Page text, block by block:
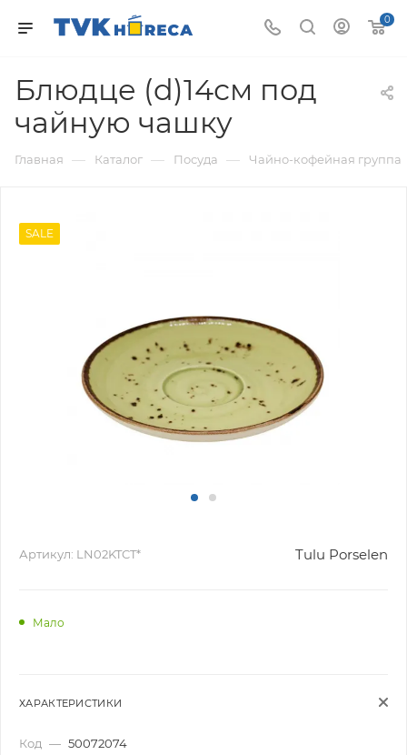
0
Блюдце (d)14см под
чайную чашку
Главная — Каталог — Посуда — Чайно-кофейная группа
SALE
Артикул: LN02KTCT* Tulu Porselen
Мало
ХАРАКТЕРИСТИКИ
Код — 50072074